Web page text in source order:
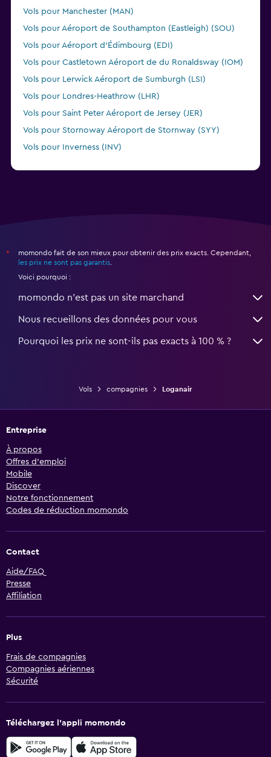
Vols pour Manchester (MAN)
Vols pour Aéroport de Southampton (Eastleigh) (SOU)
Vols pour Aéroport d'Édimbourg (EDI)
Vols pour Castletown Aéroport de du Ronaldsway (IOM)
Vols pour Lerwick Aéroport de Sumburgh (LSI)
Vols pour Londres-Heathrow (LHR)
Vols pour Saint Peter Aéroport de Jersey (JER)
Vols pour Stornoway Aéroport de Stornway (SYY)
Vols pour Inverness (INV)
*
momondo fait de son mieux pour obtenir des prix exacts. Cependant,
les prix ne sont pas garantis
Voici pourquoi :
momondo n'est pas un site marchand
Nous recueillons des données pour vous
Pourquoi les prix ne sont-ils pas exacts à 100 % ?
Vols compagnies Loganair
Entreprise
À propos
Offres d’emploi
Mobile
Discover
Notre fonctionnement
Codes de réduction momondo
Contact
Aide/FAQ
Presse
Affiliation
Plus
Frais de compagnies
Compagnies aériennes
Sécurité
Téléchargez l’appli momondo